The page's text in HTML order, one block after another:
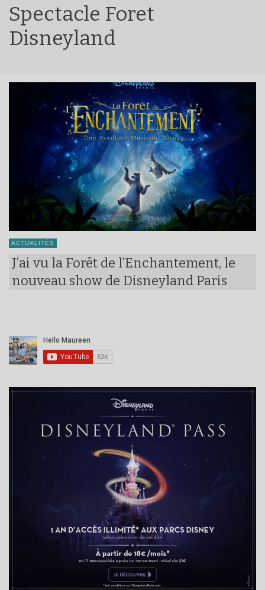
Spectacle Foret
Disneyland
ACTUALITÉS
J’ai vu la Forêt de l’Enchantement, le
nouveau show de Disneyland Paris